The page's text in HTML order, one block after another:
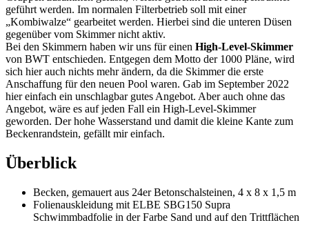
geführt werden. Im normalen Filterbetrieb soll mit einer
„Kombiwalze“ gearbeitet werden. Hierbei sind die unteren Düsen
gegenüber vom Skimmer nicht aktiv.
Bei den Skimmern haben wir uns für einen High-Level-Skimmer
von BWT entschieden. Entgegen dem Motto der 1000 Pläne, wird
sich hier auch nichts mehr ändern, da die Skimmer die erste
Anschaffung für den neuen Pool waren. Gab im September 2022
hier einfach ein unschlagbar gutes Angebot. Aber auch ohne das
Angebot, wäre es auf jeden Fall ein High-Level-Skimmer
geworden. Der hohe Wasserstand und damit die kleine Kante zum
Beckenrandstein, gefällt mir einfach.
Überblick
Becken, gemauert aus 24er Betonschalsteinen, 4 x 8 x 1,5 m
Folienauskleidung mit ELBE SBG150 Supra
Schwimmbadfolie in der Farbe Sand und auf den Trittflächen